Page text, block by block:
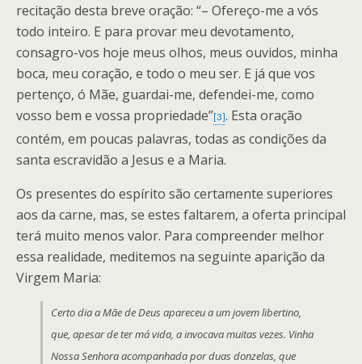
recitação desta breve oração: “– Ofereço-me a vós
todo inteiro. E para provar meu devotamento,
consagro-vos hoje meus olhos, meus ouvidos, minha
boca, meu coração, e todo o meu ser. E já que vos
pertenço, ó Mãe, guardai-me, defendei-me, como
vosso bem e vossa propriedade”[3]. Esta oração
contém, em poucas palavras, todas as condições da
santa escravidão a Jesus e a Maria.
Os presentes do espírito são certamente superiores
aos da carne, mas, se estes faltarem, a oferta principal
terá muito menos valor. Para compreender melhor
essa realidade, meditemos na seguinte aparição da
Virgem Maria:
Certo dia a Mãe de Deus apareceu a um jovem libertino,
que, apesar de ter má vida, a invocava muitas vezes. Vinha
Nossa Senhora acompanhada por duas donzelas, que